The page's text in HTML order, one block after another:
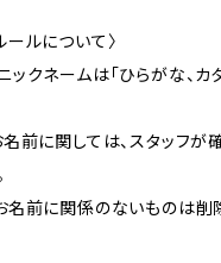
ールについて〉
ックネームは「ひらがな、
前に関しては、スタッフ
名前に関係のないものは削